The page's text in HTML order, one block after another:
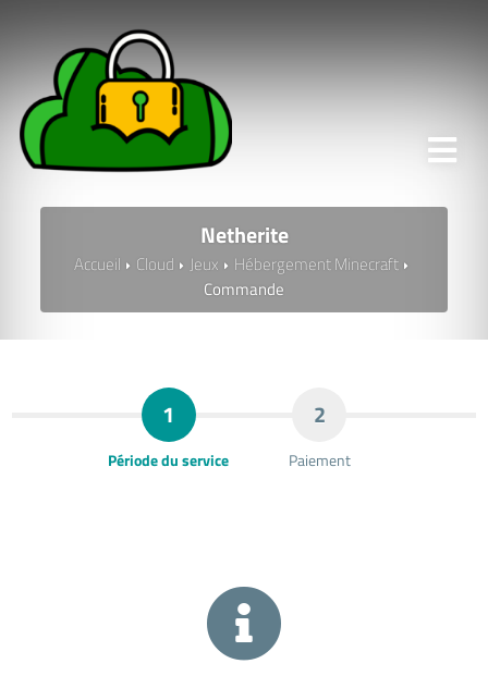
Netherite
Accueil Cloud Jeux
Hébergement Minecraft
Commande
1
Période du service
2
Paiement